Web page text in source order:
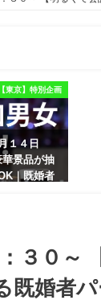
東京】特別企画
１４日
景品が抽
｜既婚者
３０～
婚者パ